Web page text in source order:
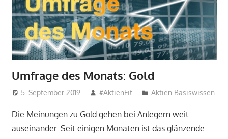
Umfrage des Monats: Gold
5. September 2019 #AktienFit Aktien Basiswissen
Die Meinungen zu Gold gehen bei Anlegern weit
auseinander. Seit einigen Monaten ist das glänzende